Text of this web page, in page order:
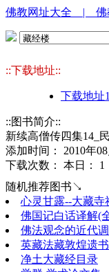
佛教网址大全 | 佛
::下载地址::
下载地址1
::图书简介::
新续高僧传四集14_
添加时间： 2010年08
下载次数： 本日：
随机推荐图书↘
心灵甘露--大藏寺
佛国记白话译解(
佛法观念的近代
英藏法藏敦煌遗
净土大藏经目录